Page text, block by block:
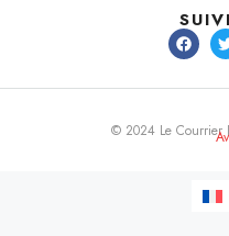
© 2024 Le Courrier